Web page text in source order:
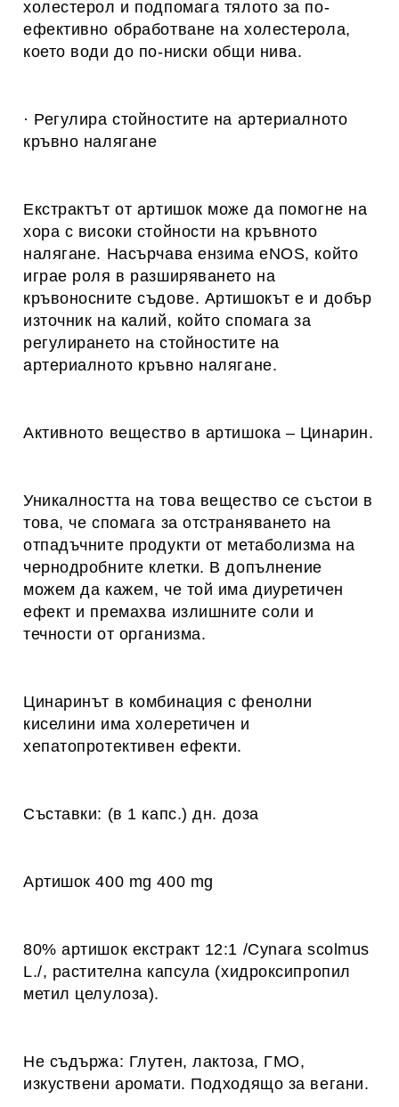
холестерол и подпомага тялото за по-
ефективно обработване на холестерола,
което води до по-ниски общи нива.
· Регулира стойностите на артериалното
кръвно налягане
Екстрактът от артишок може да помогне на
хора с високи стойности на кръвното
налягане. Насърчава ензима еNOS, който
играе роля в разширяването на
кръвоносните съдове. Артишокът е и добър
източник на калий, който спомага за
регулирането на стойностите на
артериалното кръвно налягане.
Активното вещество в артишока – Цинарин.
Уникалността на това вещество се състои в
това, че спомага за отстраняването на
отпадъчните продукти от метаболизма на
чернодробните клетки. В допълнение
можем да кажем, че той има диуретичен
ефект и премахва излишните соли и
течности от организма.
Цинаринът в комбинация с фенолни
киселини има холеретичен и
хепатопротективен ефекти.
Съставки: (в 1 капс.) дн. доза
Артишок 400 mg 400 mg
80% артишок екстракт 12:1 /Cynara scolmus
L./, растителна капсула (хидроксипропил
метил целулоза).
Не съдържа: Глутен, лактоза, ГМО,
изкуствени аромати. Подходящо за вегани.